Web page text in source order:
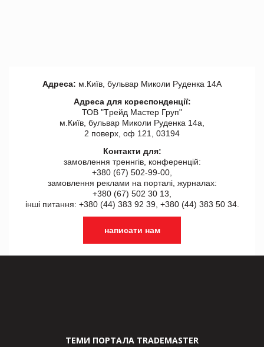
Адреса: м.Київ, бульвар Миколи Руденка 14А
Адреса для кореспонденції:
ТОВ "Tрейд Мастер Груп"
м.Київ, бульвар Миколи Руденка 14а,
2 поверх, оф 121, 03194
Контакти для:
замовлення треннгів, конференцій:
+380 (67) 502-99-00,
замовлення реклами на порталі, журналах:
+380 (67) 502 30 13,
інші питання: +380 (44) 383 92 39, +380 (44) 383 50 34.
написати нам
ТЕМИ ПОРТАЛА TRADEMASTER